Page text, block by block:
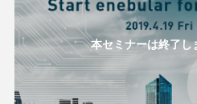
の方にもご登壇いただき、「NOTI…
本セミナーは終了し